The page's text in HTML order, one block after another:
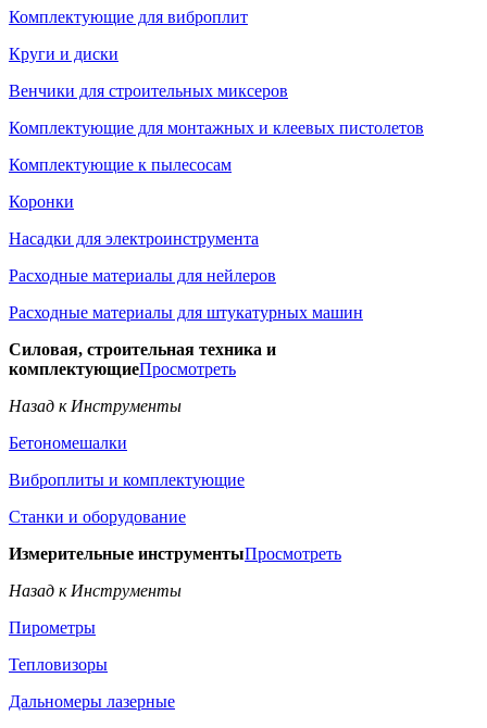
Комплектующие для виброплит
Круги и диски
Венчики для строительных миксеров
Комплектующие для монтажных и клеевых пистолетов
Комплектующие к пылесосам
Коронки
Насадки для электроинструмента
Расходные материалы для нейлеров
Расходные материалы для штукатурных машин
Силовая, строительная техника и
комплектующиеПросмотреть
Назад к Инструменты
Бетономешалки
Виброплиты и комплектующие
Станки и оборудование
Измерительные инструментыПросмотреть
Назад к Инструменты
Пирометры
Тепловизоры
Дальномеры лазерные